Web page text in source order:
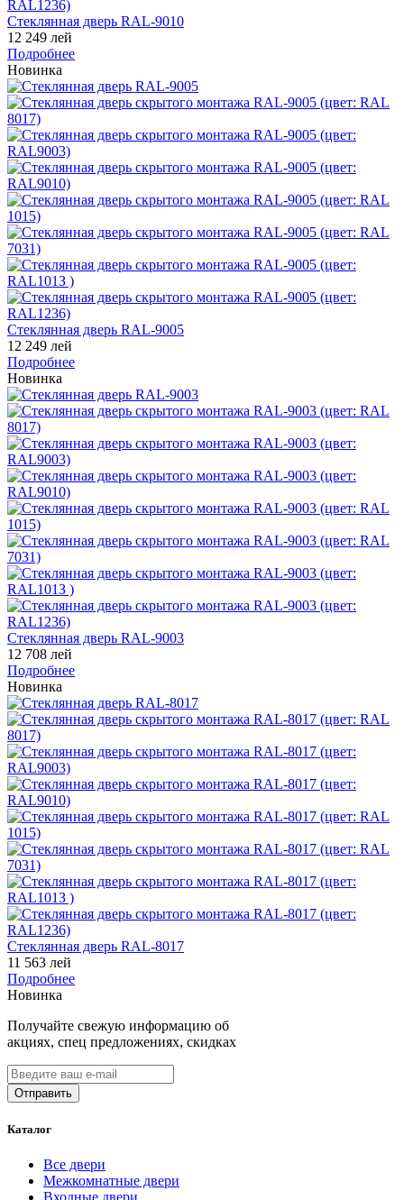
Стеклянная дверь RAL-9010
12 249 лей
Подробнее
Новинка
Стеклянная дверь RAL-9005
12 249 лей
Подробнее
Новинка
Стеклянная дверь RAL-9003
12 708 лей
Подробнее
Новинка
Стеклянная дверь RAL-8017
11 563 лей
Подробнее
Новинка
Получайте свежую информацию об
акциях, спец предложениях, скидках
Каталог
Все двери
Межкомнатные двери